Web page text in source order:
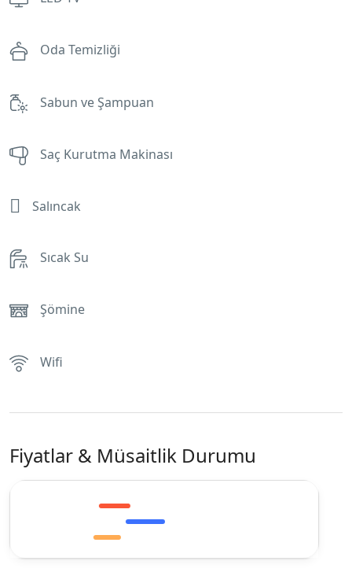
Oda Temizliği
Sabun ve Şampuan
Saç Kurutma Makinası
Salıncak
Sıcak Su
Şömine
Wifi
Fiyatlar & Müsaitlik Durumu